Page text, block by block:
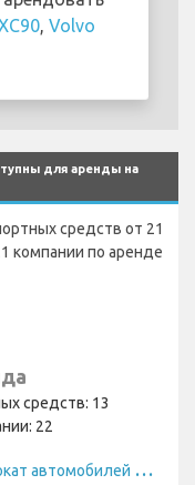
Volvo
для аренды на
средств от 21
компании по аренде
средств: 13
22
П
росмотреть прокат автомобилей Renault